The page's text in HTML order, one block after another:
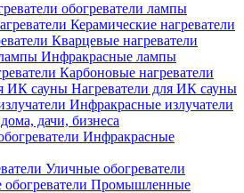
обогреватели лампы
Керамические нагреватели
Кварцевые нагреватели
Инфракрасные лампы
Карбоновые нагреватели
Нагреватели для ИК сауны
Инфракрасные излучатели
дачи, бизнеса
Инфракрасные
Уличные обогреватели
Промышленные